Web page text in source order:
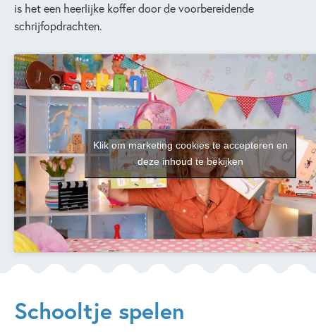
is het een heerlijke koffer door de voorbereidende
schrijfopdrachten.
Klik om marketing cookies te accepteren en
deze inhoud te bekijken
Schooltje spelen